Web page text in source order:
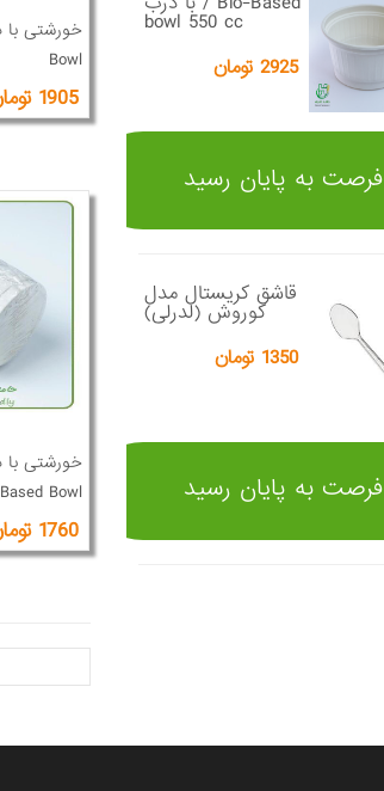
bowl 550 cc
2925 تومان
فرصت به پایان رسید
قاشق کریستال مدل
کوروش (لدرلی)
1350 تومان
فرصت به پایان رسید
Bowl
1905 تومان
Based Bowl
1760 تومان